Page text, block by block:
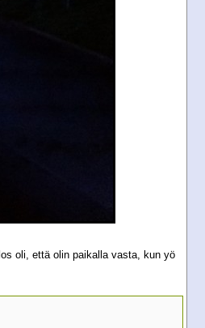
oli, että olin paikalla vasta, kun yö